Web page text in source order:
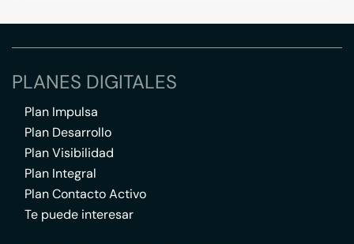
PLANES DIGITALES
Plan Impulsa
Plan Desarrollo
Plan Visibilidad
Plan Integral
Plan Contacto Activo
Te puede interesar